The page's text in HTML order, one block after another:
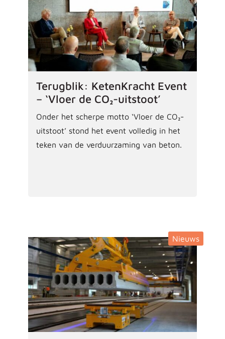
Terugblik: KetenKracht Event
– ‘Vloer de CO₂-uitstoot’
Onder het scherpe motto ‘Vloer de CO₂-
uitstoot’ stond het event volledig in het
teken van de verduurzaming van beton.
Nieuws